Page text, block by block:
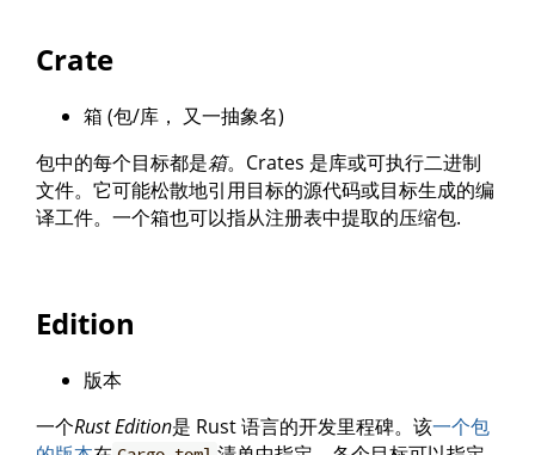
Crate
箱 (包/库， 又一抽象名)
包中的每个目标都是箱。Crates 是库或可执行二进制
文件。它可能松散地引用目标的源代码或目标生成的编
译工件。一个箱也可以指从注册表中提取的压缩包.
Edition
版本
一个Rust Edition是 Rust 语言的开发里程碑。该一个包